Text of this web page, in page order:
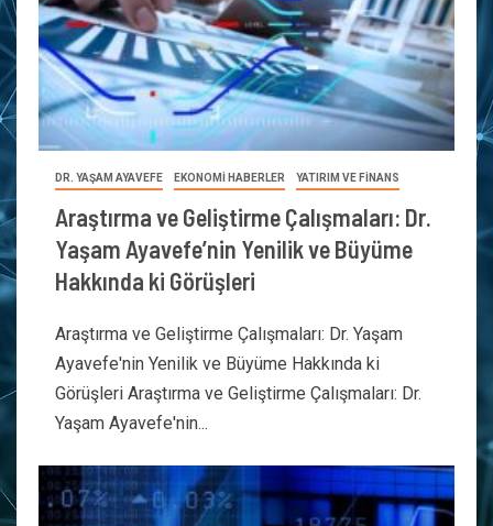
DR. YAŞAM AYAVEFE EKONOMİ HABERLER YATIRIM VE FİNANS
Araştırma ve Geliştirme Çalışmaları: Dr.
Yaşam Ayavefe’nin Yenilik ve Büyüme
Hakkında ki Görüşleri
Araştırma ve Geliştirme Çalışmaları: Dr. Yaşam
Ayavefe'nin Yenilik ve Büyüme Hakkında ki
Görüşleri Araştırma ve Geliştirme Çalışmaları: Dr.
Yaşam Ayavefe'nin...